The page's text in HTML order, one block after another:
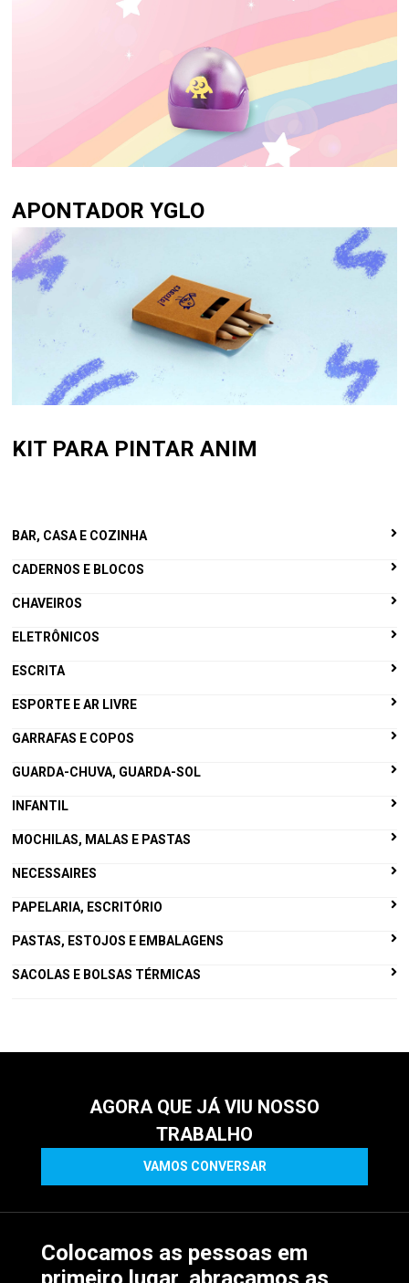
APONTADOR YGLO
KIT PARA PINTAR ANIM
BAR, CASA E COZINHA
CADERNOS E BLOCOS
CHAVEIROS
ELETRÔNICOS
ESCRITA
ESPORTE E AR LIVRE
GARRAFAS E COPOS
GUARDA-CHUVA, GUARDA-SOL
INFANTIL
MOCHILAS, MALAS E PASTAS
NECESSAIRES
PAPELARIA, ESCRITÓRIO
PASTAS, ESTOJOS E EMBALAGENS
SACOLAS E BOLSAS TÉRMICAS
AGORA QUE JÁ VIU NOSSO
TRABALHO
VAMOS CONVERSAR
Colocamos as pessoas em